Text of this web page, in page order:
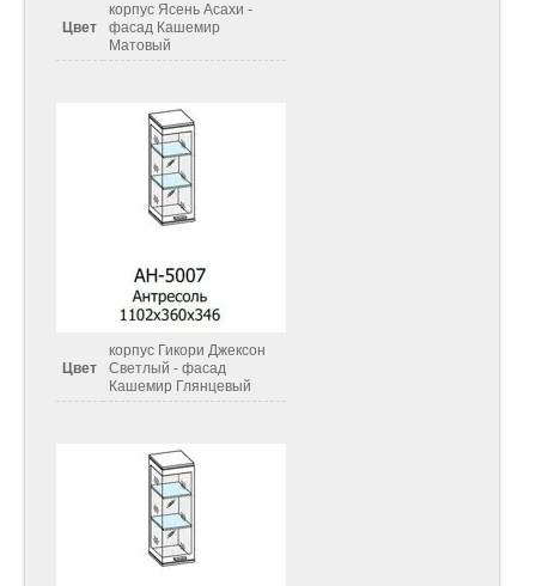
Цвет
корпус Ясень Асахи -
фасад Кашемир
Матовый
Цвет
корпус Гикори Джексон
Светлый - фасад
Кашемир Глянцевый